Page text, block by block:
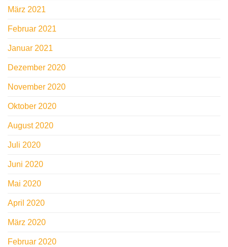
März 2021
Februar 2021
Januar 2021
Dezember 2020
November 2020
Oktober 2020
August 2020
Juli 2020
Juni 2020
Mai 2020
April 2020
März 2020
Februar 2020